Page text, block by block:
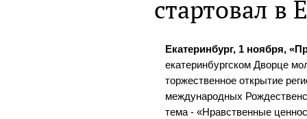
стартовал в
Екатеринбург, 1 ноября,
екатеринбургском Дворце
торжественное открытие
международных
тема - «Нравственные